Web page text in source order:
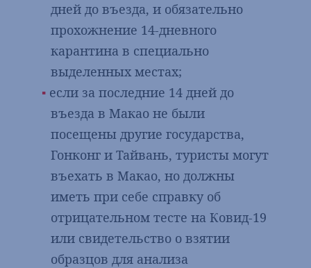
дней до въезда, и обязательно
прохожнение 14-дневного
карантина в специально
выделенных местах;
если за последние 14 дней до
въезда в Макао не были
посещены другие государства,
Гонконг и Тайвань, туристы могут
въехать в Макао, но должны
иметь при себе справку об
отрицательном тесте на Ковид-19
или свидетельство о взятии
образцов для анализа